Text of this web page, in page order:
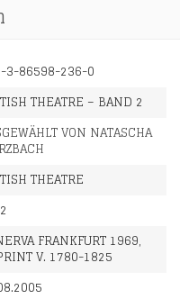
3-86598-236-0
THEATRE – BAND 2
VON NATASCHA
THEATRE
FRANKFURT 1969,
V. 1780-1825